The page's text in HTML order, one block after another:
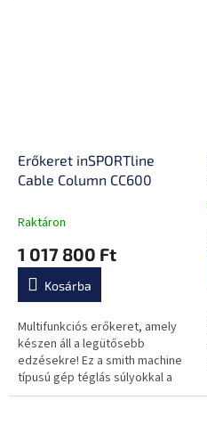
Erőkeret inSPORTline
Cable Column CC600
Raktáron
1 017 800 Ft
Kosárba
Multifunkciós erőkeret, amely
készen áll a legütősebb
edzésekre! Ez a smith machine
típusú gép téglás súlyokkal a
legnépszerűbb darabja lesz